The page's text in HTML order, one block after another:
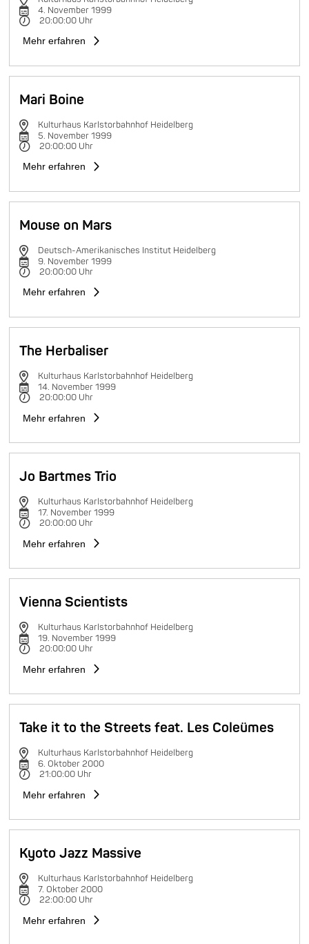
4. November 1999
20:00:00 Uhr
Mehr erfahren
Mari Boine
Kulturhaus Karlstorbahnhof Heidelberg
5. November 1999
20:00:00 Uhr
Mehr erfahren
Mouse on Mars
Deutsch-Amerikanisches Institut Heidelberg
9. November 1999
20:00:00 Uhr
Mehr erfahren
The Herbaliser
Kulturhaus Karlstorbahnhof Heidelberg
14. November 1999
20:00:00 Uhr
Mehr erfahren
Jo Bartmes Trio
Kulturhaus Karlstorbahnhof Heidelberg
17. November 1999
20:00:00 Uhr
Mehr erfahren
Vienna Scientists
Kulturhaus Karlstorbahnhof Heidelberg
19. November 1999
20:00:00 Uhr
Mehr erfahren
Take it to the Streets feat. Les Coleümes
Kulturhaus Karlstorbahnhof Heidelberg
6. Oktober 2000
21:00:00 Uhr
Mehr erfahren
Kyoto Jazz Massive
Kulturhaus Karlstorbahnhof Heidelberg
7. Oktober 2000
22:00:00 Uhr
Mehr erfahren